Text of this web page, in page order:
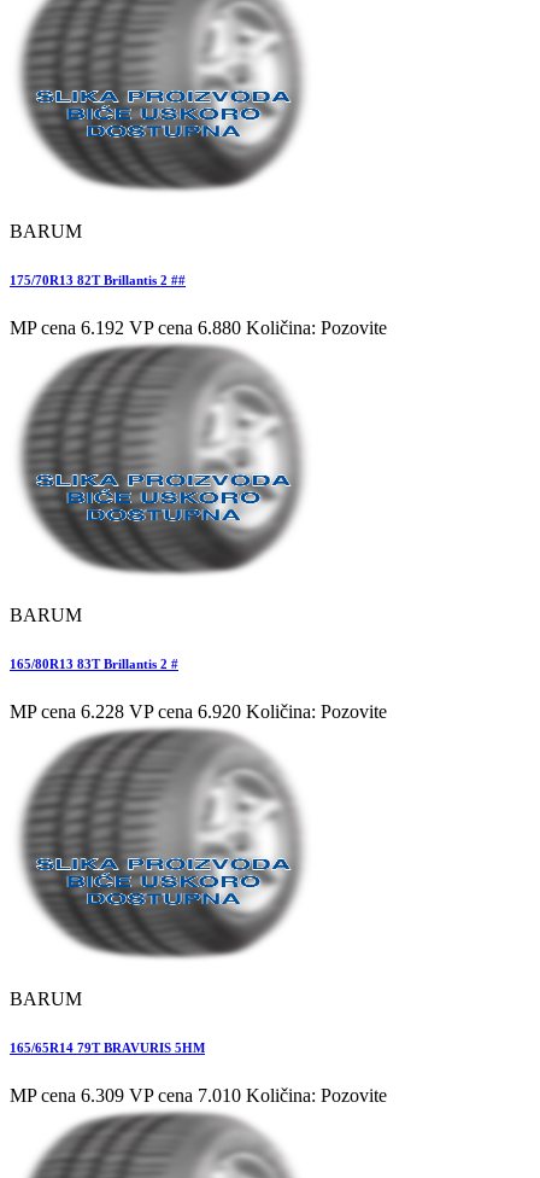
BARUM
175/70R13 82T Brillantis 2 ##
MP cena 6.192 VP cena 6.880 Količina: Pozovite
BARUM
165/80R13 83T Brillantis 2 #
MP cena 6.228 VP cena 6.920 Količina: Pozovite
BARUM
165/65R14 79T BRAVURIS 5HM
MP cena 6.309 VP cena 7.010 Količina: Pozovite